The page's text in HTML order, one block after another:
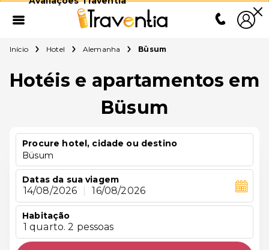
Início Hotel Alemanha Büsum
Hotéis e apartamentos em
Büsum
Procure hotel, cidade ou destino
Büsum
Datas da sua viagem
14/08/2026 16/08/2026
Habitação
1 quarto. 2 pessoas